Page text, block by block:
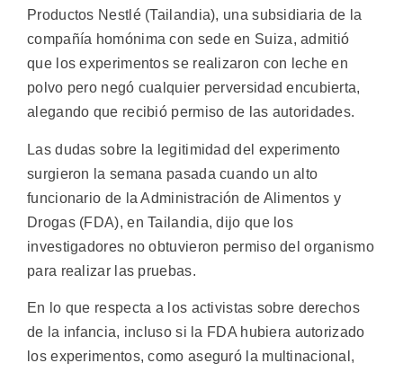
Productos Nestlé (Tailandia), una subsidiaria de la
compañía homónima con sede en Suiza, admitió
que los experimentos se realizaron con leche en
polvo pero negó cualquier perversidad encubierta,
alegando que recibió permiso de las autoridades.
Las dudas sobre la legitimidad del experimento
surgieron la semana pasada cuando un alto
funcionario de la Administración de Alimentos y
Drogas (FDA), en Tailandia, dijo que los
investigadores no obtuvieron permiso del organismo
para realizar las pruebas.
En lo que respecta a los activistas sobre derechos
de la infancia, incluso si la FDA hubiera autorizado
los experimentos, como aseguró la multinacional,